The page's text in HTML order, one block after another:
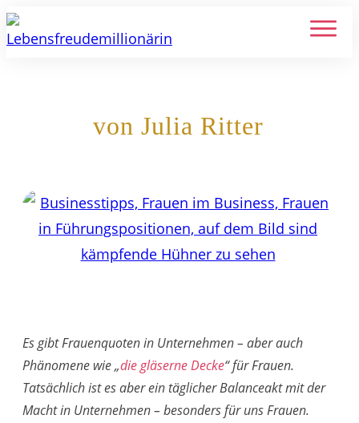
von Julia Ritter
Es gibt Frauenquoten in Unternehmen – aber auch
Phänomene wie „die gläserne Decke“ für Frauen.
Tatsächlich ist es aber ein täglicher Balanceakt mit der
Macht in Unternehmen – besonders für uns Frauen.